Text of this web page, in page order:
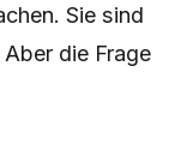
Sie sind
die Frage